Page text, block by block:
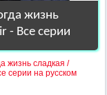
жизнь
- Все серии
жизнь сладкая /
серии на русском